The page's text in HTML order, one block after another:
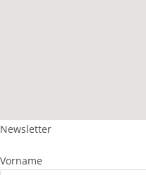
Newsletter
Vorname